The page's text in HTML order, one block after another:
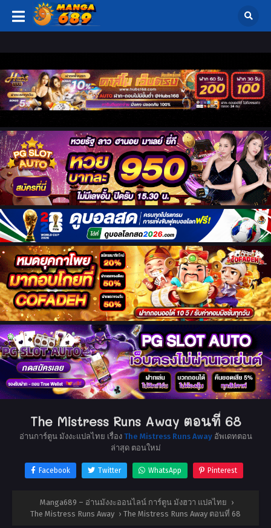
The Mistress Runs Away ตอนที่ 68
อ่านการ์ตูน มังงะแปลไทย เรื่อง The Mistress Runs Awayอัพเดทตอน
ล่าสุด ตอนใหม่
Facebook Twitter WhatsApp Pinterest
Manga689 – อ่านมังงะออนไลน์ การ์ตูน มังฮวา แปลไทย ›
The Mistress Runs Away › The Mistress Runs Away ตอนที่ 68